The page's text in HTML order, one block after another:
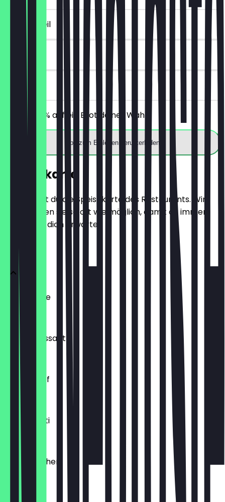
~€ 2 Vorteil
14 Tage
vor Ort
Erhalte 30% auf ein Brot deiner Wahl.
App zum Einlösen herunterladen
Speisekarte
Hier findest du die Speisekarte des Restaurants. Wir
aktualisieren sie so oft wie möglich, damit du immer
weißt, was dich erwartet.
Ofenfrische
Buttercroissant
€ 1,80
Laugenzopf
€ 1,20
Dinkelkrusti
€ 1,10
Käsebrötchen
€ 1,60